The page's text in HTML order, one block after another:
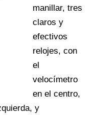
manillar, tres
claros y
efectivos
relojes, con
el
velocímetro
en el centro,
y